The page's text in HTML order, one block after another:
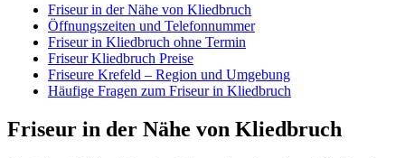
Friseur in der Nähe von Kliedbruch
Öffnungszeiten und Telefonnummer
Friseur in Kliedbruch ohne Termin
Friseur Kliedbruch Preise
Friseure Krefeld – Region und Umgebung
Häufige Fragen zum Friseur in Kliedbruch
Friseur in der Nähe von Kliedbruch